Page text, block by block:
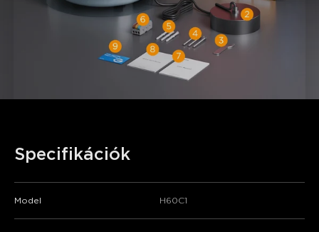
Specifikációk
Model H60C1